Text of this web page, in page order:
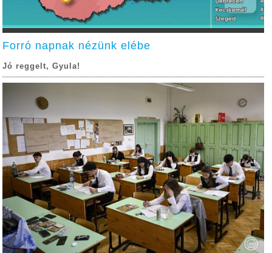
Forró napnak nézünk elébe
Jó reggelt, Gyula!